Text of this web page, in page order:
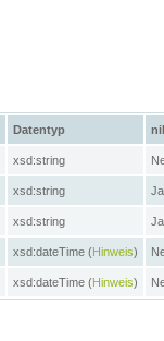
Datentyp nil
xsd:string
xsd:string Ja
xsd:string Ja
xsd:dateTime (Hinweis)
xsd:dateTime (Hinweis)